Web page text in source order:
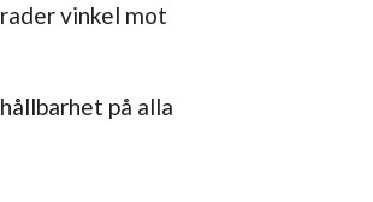
vinkel mot
på alla